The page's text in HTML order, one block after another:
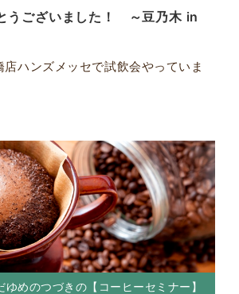
うございました！ ～豆乃木 in
ハンズメッセで試飲会やっていま
ゆめのつづきの【コーヒーセミナー】